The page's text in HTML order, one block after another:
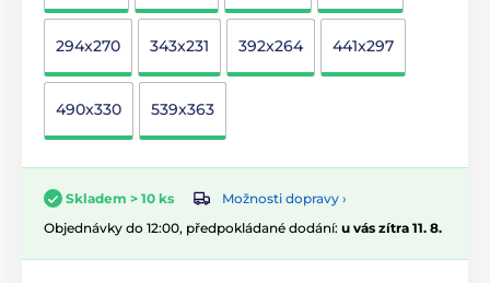
294x270 343x231 392x264 441x297
490x330 539x363
Skladem > 10 ks
Možnosti dopravy ›
Objednávky do 12:00, předpokládané dodání: u vás zítra 11. 8.